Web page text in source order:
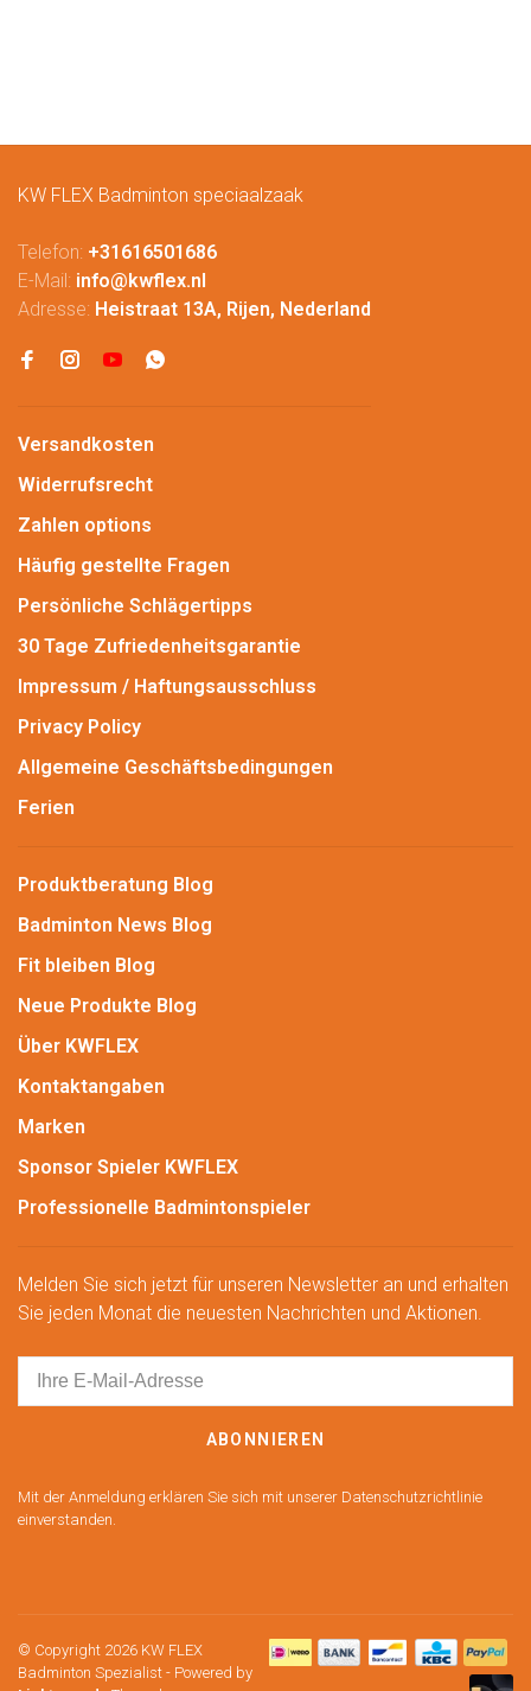
KW FLEX Badminton speciaalzaak
Telefon: +31616501686
E-Mail: info@kwflex.nl
Adresse: Heistraat 13A, Rijen, Nederland
Versandkosten
Widerrufsrecht
Zahlen options
Häufig gestellte Fragen
Persönliche Schlägertipps
30 Tage Zufriedenheitsgarantie
Impressum / Haftungsausschluss
Privacy Policy
Allgemeine Geschäftsbedingungen
Ferien
Produktberatung Blog
Badminton News Blog
Fit bleiben Blog
Neue Produkte Blog
Über KWFLEX
Kontaktangaben
Marken
Sponsor Spieler KWFLEX
Professionelle Badmintonspieler
Melden Sie sich jetzt für unseren Newsletter an und erhalten
Sie jeden Monat die neuesten Nachrichten und Aktionen.
ABONNIEREN
Mit der Anmeldung erklären Sie sich mit unserer Datenschutzrichtlinie
einverstanden.
© Copyright 2026 KW FLEX
Badminton Spezialist - Powered by